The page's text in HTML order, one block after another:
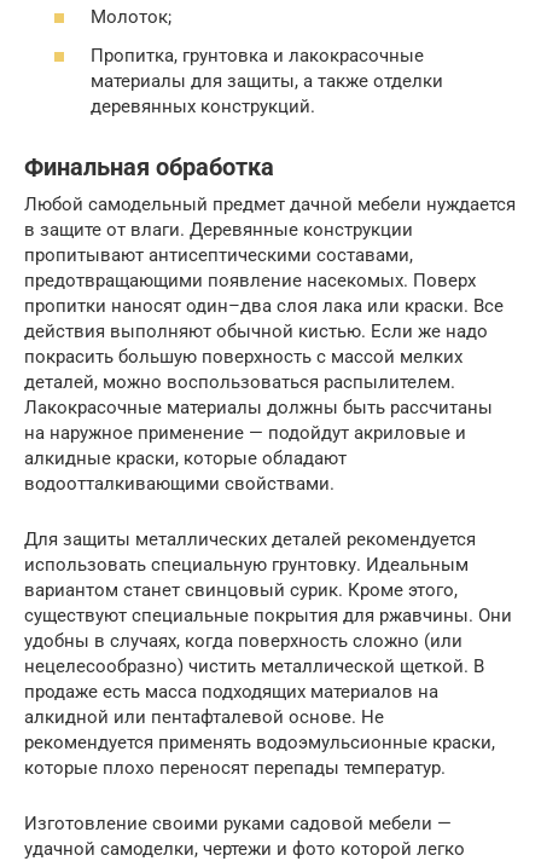
Молоток;
Пропитка, грунтовка и лакокрасочные
материалы для защиты, а также отделки
деревянных конструкций.
Финальная обработка
Любой самодельный предмет дачной мебели нуждается
в защите от влаги. Деревянные конструкции
пропитывают антисептическими составами,
предотвращающими появление насекомых. Поверх
пропитки наносят один–два слоя лака или краски. Все
действия выполняют обычной кистью. Если же надо
покрасить большую поверхность с массой мелких
деталей, можно воспользоваться распылителем.
Лакокрасочные материалы должны быть рассчитаны
на наружное применение — подойдут акриловые и
алкидные краски, которые обладают
водоотталкивающими свойствами.
Для защиты металлических деталей рекомендуется
использовать специальную грунтовку. Идеальным
вариантом станет свинцовый сурик. Кроме этого,
существуют специальные покрытия для ржавчины. Они
удобны в случаях, когда поверхность сложно (или
нецелесообразно) чистить металлической щеткой. В
продаже есть масса подходящих материалов на
алкидной или пентафталевой основе. Не
рекомендуется применять водоэмульсионные краски,
которые плохо переносят перепады температур.
Изготовление своими руками садовой мебели —
удачной самоделки, чертежи и фото которой легко